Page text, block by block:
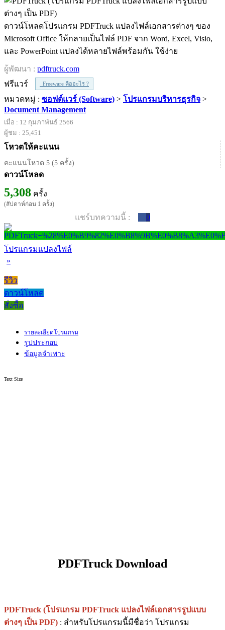
ดาวน์โหลดโปรแกรม PDFTruck แปลงไฟล์เอกสารต่างๆ ของ
Microsoft Office ให้กลายเป็นไฟล์ PDF จาก Word, Excel, Visio,
และ PowerPoint แปลงได้หลายไฟล์พร้อมกัน ใช้ง่าย
ผู้พัฒนา : pdftruck.com
ฟรีแวร์
Freeware คืออะไร ?
หมวดหมู่ : ซอฟต์แวร์ (Software) > โปรแกรมบริหารธุรกิจ >
Document Management
เมื่อ : 12 กุมภาพันธ์ 2566
ผู้ชม : 25,451
โหวตให้คะแนน
คะแนนโหวต 5 (5 ครั้ง)
ดาวน์โหลด
5,308 ครั้ง
(สัปดาห์ก่อน 1 ครั้ง)
แชร์บทความนี้ : 0
โปรแกรมแปลงไฟล์
»
รีวิว
ดาวน์โหลด
สั่งซื้อ
รายละเอียดโปรแกรม
รูปประกอบ
ข้อมูลจำเพาะ
Text Size
PDFTruck Download
PDFTruck (โปรแกรม PDFTruck แปลงไฟล์เอกสารรูปแบบ
ต่างๆ เป็น PDF) : สำหรับโปรแกรมนี้มีชื่อว่า โปรแกรม